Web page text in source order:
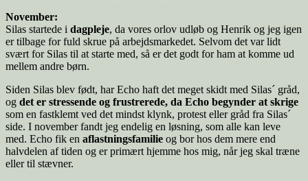
November:
Silas startede i dagpleje, da vores orlov udløb og Henrik og jeg igen
er tilbage for fuld skrue på arbejdsmarkedet. Selvom det var lidt
svært for Silas til at starte med, så er det godt for ham at komme ud
mellem andre børn.
Siden Silas blev født, har Echo haft det meget skidt med Silas´ gråd,
og det er stressende og frustrerede, da Echo begynder at skrige
som en fastklemt ved det mindst klynk, protest eller gråd fra Silas´
side. I november fandt jeg endelig en løsning, som alle kan leve
med. Echo fik en aflastningsfamilie og bor hos dem mere end
halvdelen af tiden og er primært hjemme hos mig, når jeg skal træne
eller til stævner.